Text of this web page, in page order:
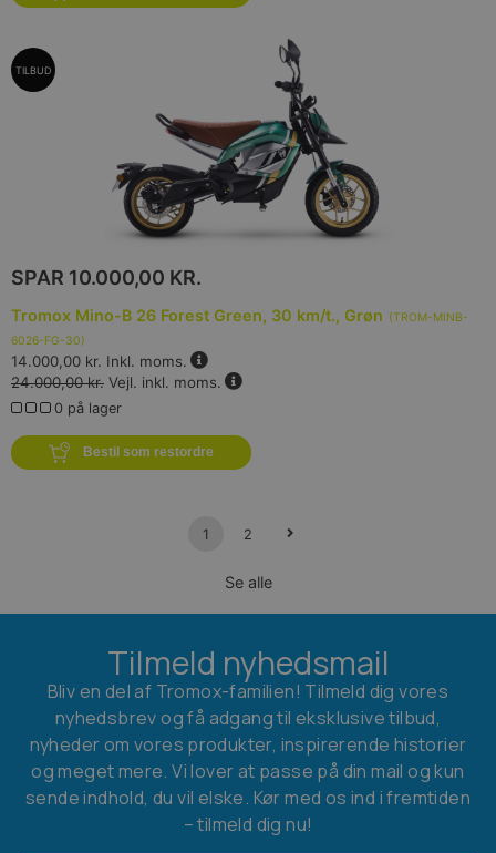
TILBUD
SPAR 10.000,00 KR.
Tromox Mino-B 26 Forest Green, 30 km/t., Grøn (TROM-MINB-
6026-FG-30)
14.000,00 kr. Inkl. moms.
24.000,00 kr. Vejl. inkl. moms.
0 på lager
Bestil som restordre
1 2
Se alle
Tilmeld nyhedsmail
Bliv en del af Tromox-familien! Tilmeld dig vores
nyhedsbrev og få adgang til eksklusive tilbud,
nyheder om vores produkter, inspirerende historier
og meget mere. Vi lover at passe på din mail og kun
sende indhold, du vil elske. Kør med os ind i fremtiden
– tilmeld dig nu!